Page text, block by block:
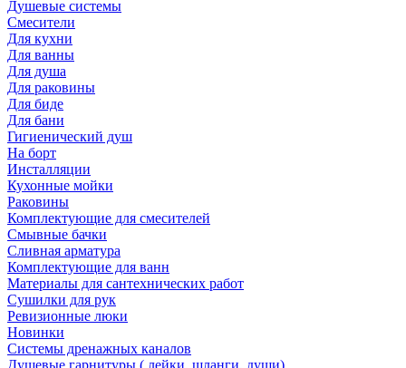
Душевые системы
Смесители
Для кухни
Для ванны
Для душа
Для раковины
Для биде
Для бани
Гигиенический душ
На борт
Инсталляции
Кухонные мойки
Раковины
Комплектующие для смесителей
Смывные бачки
Сливная арматура
Комплектующие для ванн
Материалы для сантехнических работ
Сушилки для рук
Ревизионные люки
Новинки
Системы дренажных каналов
Душевые гарнитуры ( лейки, шланги, души)